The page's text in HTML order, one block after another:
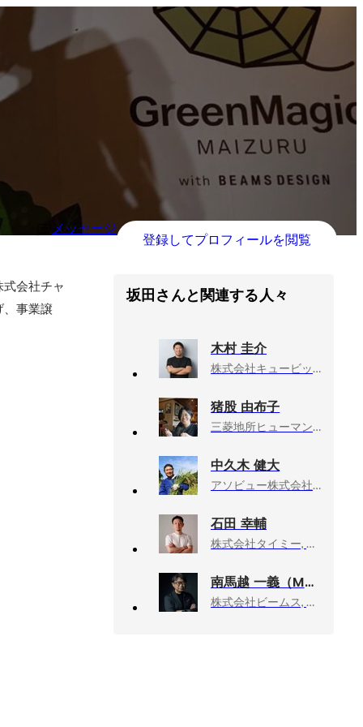
メッセージ
登録してプロフィールを閲覧
会社チャ
、事業譲
坂田さんと関連する人々
木村 圭介
株式会社キュービック, ピープルエクスペリエンスオフィス 執行役員CHO
猪股 由布子
三菱地所ヒューマンリソース株式会社, 人材開発、組織開発、人事
中久木 健大
アソビュー株式会社会社, ヒューマンキャピタル推進室 室長
石田 幸輔
株式会社タイミー, 事業開発部 部長
南馬越 一義（MAGO）
株式会社ビームス, ディレクターズルーム エグゼクティブディレクター